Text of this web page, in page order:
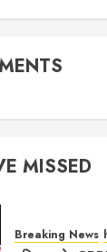
MISSED
Breaking News